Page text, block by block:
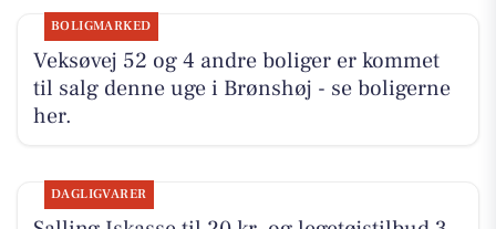
BOLIGMARKED
Veksøvej 52 og 4 andre boliger er kommet
til salg denne uge i Brønshøj - se boligerne
her.
DAGLIGVARER